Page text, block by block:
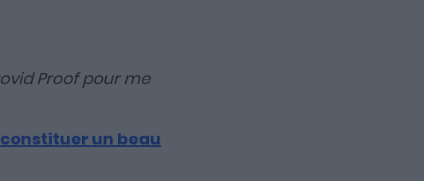
Proof pour me
un beau